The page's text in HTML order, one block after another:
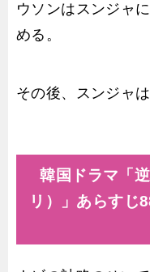
ウソンはスンジャ
める。
その後、スンジャ
韓国ドラマ「
リ）」あらすじ